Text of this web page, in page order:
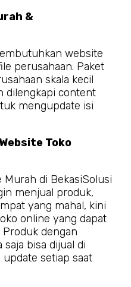
&
website
perusahaan. Paket
skala kecil
dilengkapi content
mengupdate isi
Toko
Solusi
menjual produk,
yang mahal, kini
online yang dapat
dengan
saja bisa dijual di
setiap saat